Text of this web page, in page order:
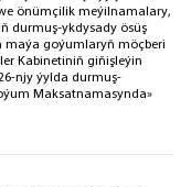
önümçilik meýilnamalary,
durmuş-ykdysady ösüş
maýa goýumlaryň möçberi
Kabinetiniň giňişleýin
njy ýylda durmuş-
Maksatnamasynda»